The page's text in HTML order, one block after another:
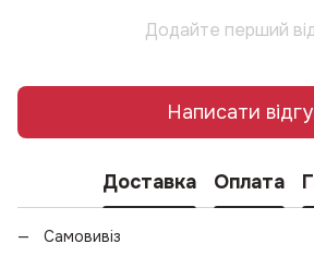
Додайте перший
Написати
Доставка Оплата
Самовивіз